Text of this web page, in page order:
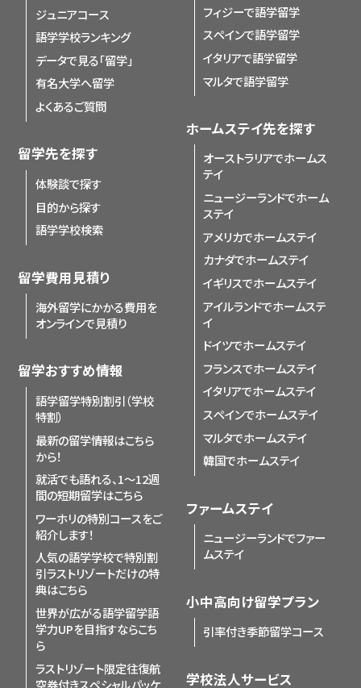
ジュニアコース
語学学校ランキング
データで見る「留学」
有名大学へ留学
よくあるご質問
留学先を探す
体験談で探す
目的から探す
語学学校検索
留学費用見積り
海外留学にかかる費用を
オンラインで見積り
留学おすすめ情報
語学留学特別割引（学校
特割）
最新の留学情報はこちら
から！
就活でも語れる、1〜12週
間の短期留学はこちら
ワーホリの特別コースをご
紹介します！
人気の語学学校で特別割
引ラストリゾートだけの特
典はこちら
世界が広がる語学留学語
学力UPを目指すならこち
ら
ラストリゾート限定往復航
空券付きスペシャルパッケ
フィジーで語学留学
スペインで語学留学
イタリアで語学留学
マルタで語学留学
ホームステイ先を探す
オーストラリアでホームス
テイ
ニュージーランドでホーム
ステイ
アメリカでホームステイ
カナダでホームステイ
イギリスでホームステイ
アイルランドでホームステ
イ
ドイツでホームステイ
フランスでホームステイ
イタリアでホームステイ
スペインでホームステイ
マルタでホームステイ
韓国でホームステイ
ファームステイ
ニュージーランドでファー
ムステイ
小中高向け留学プラン
引率付き季節留学コース
学校法人サービス